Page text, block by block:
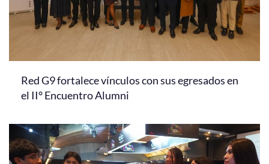
Red G9 fortalece vínculos con sus egresados en
el II° Encuentro Alumni